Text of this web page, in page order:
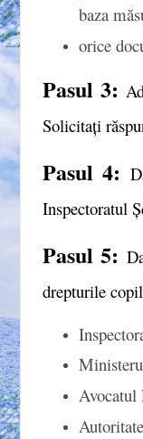
baza
orice
Pasul 3:
Solicitați
Pasul 4:
Inspectoratul
Pasul 5:
drepturile
Avocatul